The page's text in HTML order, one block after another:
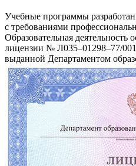
Учебные программы
с требованиями
Образовательная деятельность
лицензии № Л035–01298–77/
выданной Департаментом